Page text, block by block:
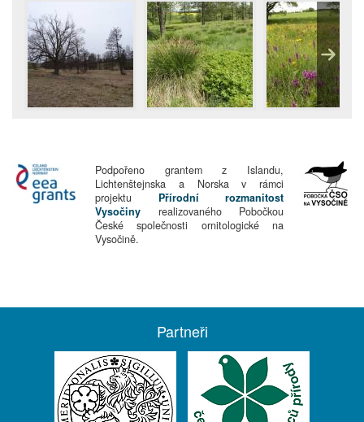
Podpořeno grantem z Islandu,
Lichtenštejnska a Norska v rámci
projektu Přírodní rozmanitost
Vysočiny realizovaného Pobočkou
České společnosti ornitologické na
Vysočině.
Partneři